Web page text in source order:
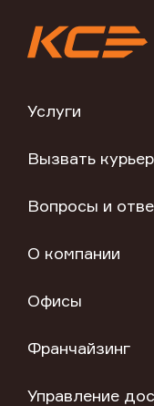
Услуги
Вызвать
Вопросы и
О компании
Офисы
Франчайзинг
Управление